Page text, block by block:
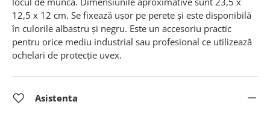
12,5 x 12 cm. Se fixează ușor pe perete și este disponibilă
în culorile albastru și negru. Este un accesoriu practic
pentru orice mediu industrial sau profesional ce utilizează
ochelari de protecție uvex.
Asistenta